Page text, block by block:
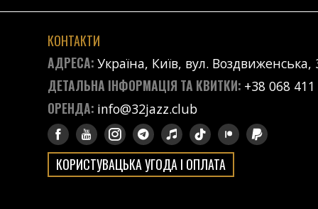
КОНТАКТИ
АДРЕСА:Україна, Київ, вул. Воздвиженська,
ДЕТАЛЬНА ІНФОРМАЦІЯ ТА КВИТКИ: +38 068
ОРЕНДА: info@32jazz.club
КОРИСТУВАЦЬКА УГОДА І ОПЛАТА